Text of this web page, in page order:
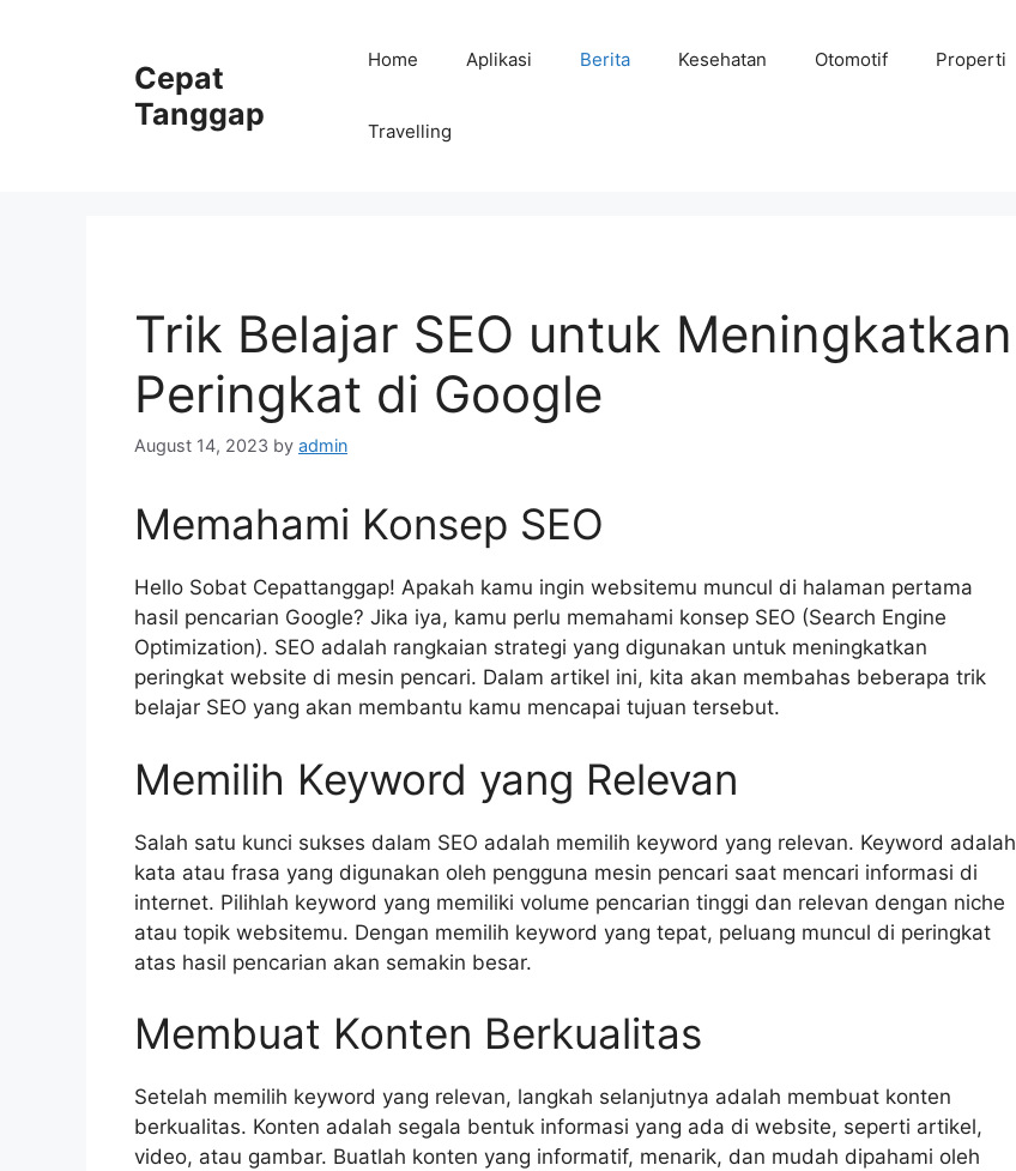
Cepat
Tanggap
Home Aplikasi Berita Kesehatan Otomotif Properti
Travelling
Trik Belajar SEO untuk Meningkatkan
Peringkat di Google
August 14, 2023 by admin
Memahami Konsep SEO
Hello Sobat Cepattanggap! Apakah kamu ingin websitemu muncul di halaman pertama
hasil pencarian Google? Jika iya, kamu perlu memahami konsep SEO (Search Engine
Optimization). SEO adalah rangkaian strategi yang digunakan untuk meningkatkan
peringkat website di mesin pencari. Dalam artikel ini, kita akan membahas beberapa trik
belajar SEO yang akan membantu kamu mencapai tujuan tersebut.
Memilih Keyword yang Relevan
Salah satu kunci sukses dalam SEO adalah memilih keyword yang relevan. Keyword adalah
kata atau frasa yang digunakan oleh pengguna mesin pencari saat mencari informasi di
internet. Pilihlah keyword yang memiliki volume pencarian tinggi dan relevan dengan niche
atau topik websitemu. Dengan memilih keyword yang tepat, peluang muncul di peringkat
atas hasil pencarian akan semakin besar.
Membuat Konten Berkualitas
Setelah memilih keyword yang relevan, langkah selanjutnya adalah membuat konten
berkualitas. Konten adalah segala bentuk informasi yang ada di website, seperti artikel,
video, atau gambar. Buatlah konten yang informatif, menarik, dan mudah dipahami oleh